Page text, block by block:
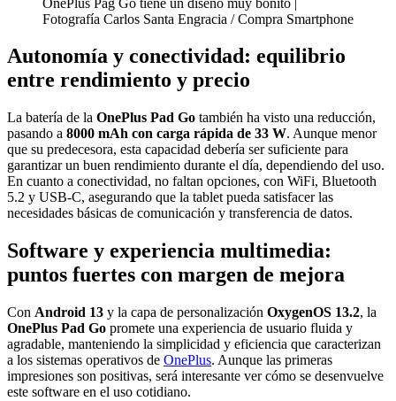
Fotografía Carlos Santa Engracia / Compra Smartphone
Autonomía y conectividad: equilibrio
entre rendimiento y precio
La batería de la OnePlus Pad Go también ha visto una reducción,
pasando a 8000 mAh con carga rápida de 33 W. Aunque menor
que su predecesora, esta capacidad debería ser suficiente para
garantizar un buen rendimiento durante el día, dependiendo del uso.
En cuanto a conectividad, no faltan opciones, con WiFi, Bluetooth
5.2 y USB-C, asegurando que la tablet pueda satisfacer las
necesidades básicas de comunicación y transferencia de datos.
Software y experiencia multimedia:
puntos fuertes con margen de mejora
Con Android 13 y la capa de personalización OxygenOS 13.2, la
OnePlus Pad Go promete una experiencia de usuario fluida y
agradable, manteniendo la simplicidad y eficiencia que caracterizan
a los sistemas operativos de OnePlus. Aunque las primeras
impresiones son positivas, será interesante ver cómo se desenvuelve
este software en el uso cotidiano.